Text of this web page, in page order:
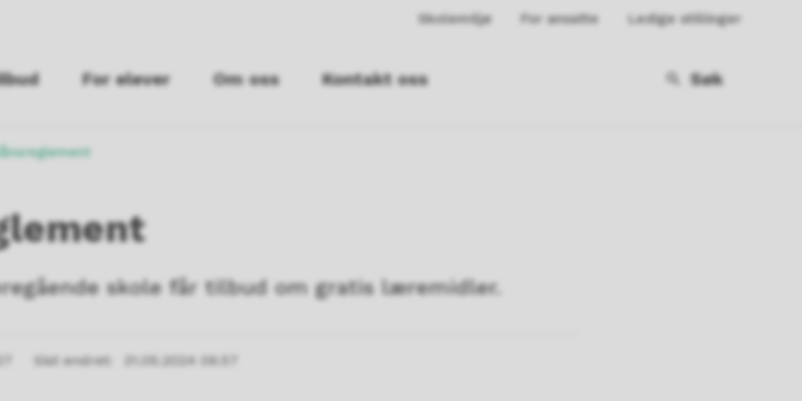
Skolemiljø For ansatte Ledige stillinger
For elever Om oss Kontakt oss Søk
skole får tilbud om gratis læremidler.
Sist endret 31.05.2024 09.57